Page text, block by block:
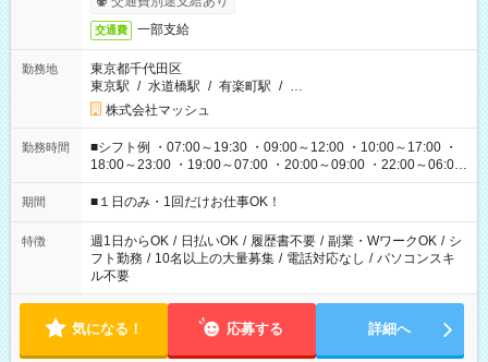
交通費 一部支給
勤務地
東京都千代田区
東京駅 / 水道橋駅 / 有楽町駅 / …
株式会社マッシュ
勤務時間
■シフト例 ・07:00～19:30 ・09:00～12:00 ・10:00～17:00 ・
18:00～23:00 ・19:00～07:00 ・20:00～09:00 ・22:00～06:00
etc ★最短で3時間で5,120円のお仕事から 15時間で2万円近く稼
げるお仕事も！ ご希望のお時間に合わせてご紹介！ ※シフトは
ください！
期間 ■１日のみ・1回だけお仕事OK！
特徴 週1日からOK / 日払いOK / 履歴書不要 / 副業・WワークOK / シ
フト勤務 / 10名以上の大量募集 / 電話対応なし / パソコンスキ
ル不要
気になる！ 応募する 詳細へ